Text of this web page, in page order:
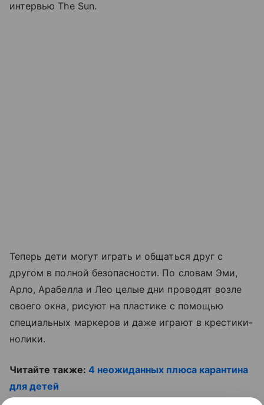
интервью The Sun.
Теперь дети могут играть и общаться друг с
другом в полной безопасности. По словам Эми,
Арло, Арабелла и Лео целые дни проводят возле
своего окна, рисуют на пластике с помощью
специальных маркеров и даже играют в крестики-
нолики.
Читайте также: 4 неожиданных плюса карантина
для детей